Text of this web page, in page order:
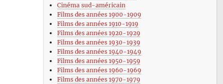
Cinéma sud-américain
Films des années 1900-1909
Films des années 1910-1919
Films des années 1920-1929
Films des années 1930-1939
Films des années 1940-1949
Films des années 1950-1959
Films des années 1960-1969
Films des années 1970-1979